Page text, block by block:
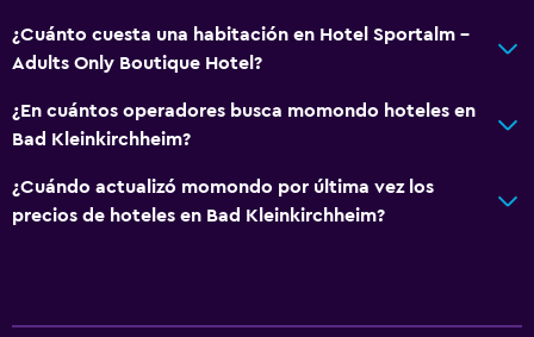
¿Cuánto cuesta una habitación en Hotel Sportalm -
Adults Only Boutique Hotel?
¿En cuántos operadores busca momondo hoteles en
Bad Kleinkirchheim?
¿Cuándo actualizó momondo por última vez los
precios de hoteles en Bad Kleinkirchheim?